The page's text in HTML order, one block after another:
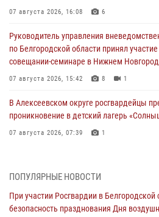
07 августа 2026, 16:08 6
Руководитель управления
по Белгородской области принял
совещании-семинаре в Нижнем
07 августа 2026, 15:42 8 1
В Алексеевском округе росгвардейцы
проникновение в детский лагерь
07 августа 2026, 07:39 1
Подвиги героев‑росгвардейцев
ПОПУЛЯРНЫЕ НОВОСТИ
При участии Росгвардии в Белгородской
безопасность празднования Дня